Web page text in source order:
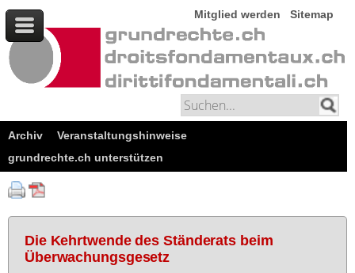
Mitglied werden Sitemap
Archiv
Veranstaltungshinweise
grundrechte.ch unterstützen
Die Kehrtwende des Ständerats beim
Überwachungsgesetz